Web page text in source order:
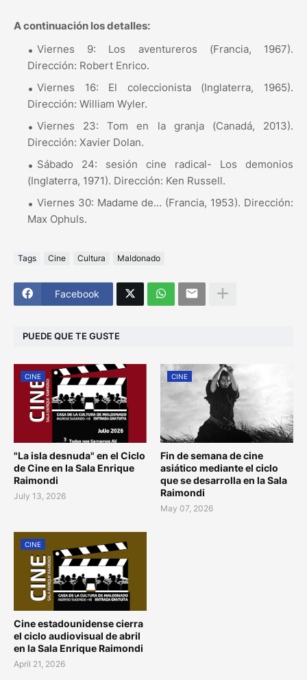
A continuación los detalles:
Viernes 9: Los aventureros (Francia, 1967).
Dirección: Robert Enrico.
Viernes 16: El coleccionista (Inglaterra, 1965).
Dirección: William Wyler.
Viernes 23: Tom en la granja (Canadá, 2013).
Dirección: Xavier Dolan.
Sábado 24: sesión cine radical- Los demonios
(Inglaterra, 1971). Dirección: Ken Russell.
Viernes 30: Madame de… (Francia, 1953). Dirección:
Max Ophuls.
Tags Cine Cultura Maldonado
Facebook
PUEDE QUE TE GUSTE
CINE
"La isla desnuda" en el Ciclo
de Cine en la Sala Enrique
Raimondi
July 13, 2026
CINE
Fin de semana de cine
asiático mediante el ciclo
que se desarrolla en la Sala
Raimondi
May 07, 2026
CINE
Cine estadounidense cierra
el ciclo audiovisual de abril
en la Sala Enrique Raimondi
April 21, 2026